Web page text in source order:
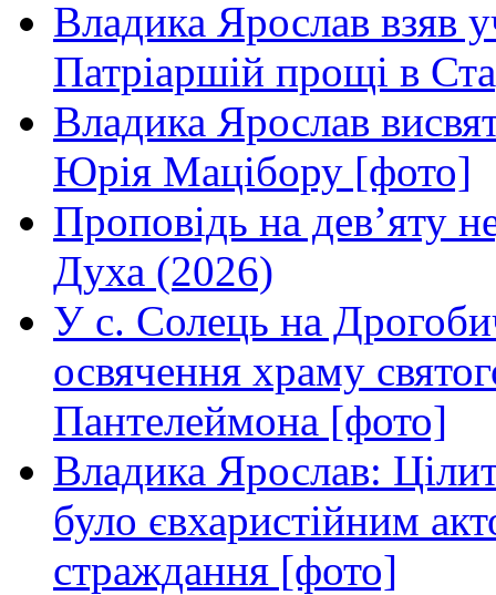
Владика Ярослав взяв
Патріаршій прощі в
Владика Ярослав
Юрія Мацібору [фото]
Проповідь на дев’яту
Духа (2026)
У с. Солець на
освячення храму
Пантелеймона [фото]
Владика Ярослав:
було євхаристійним
страждання [фото]